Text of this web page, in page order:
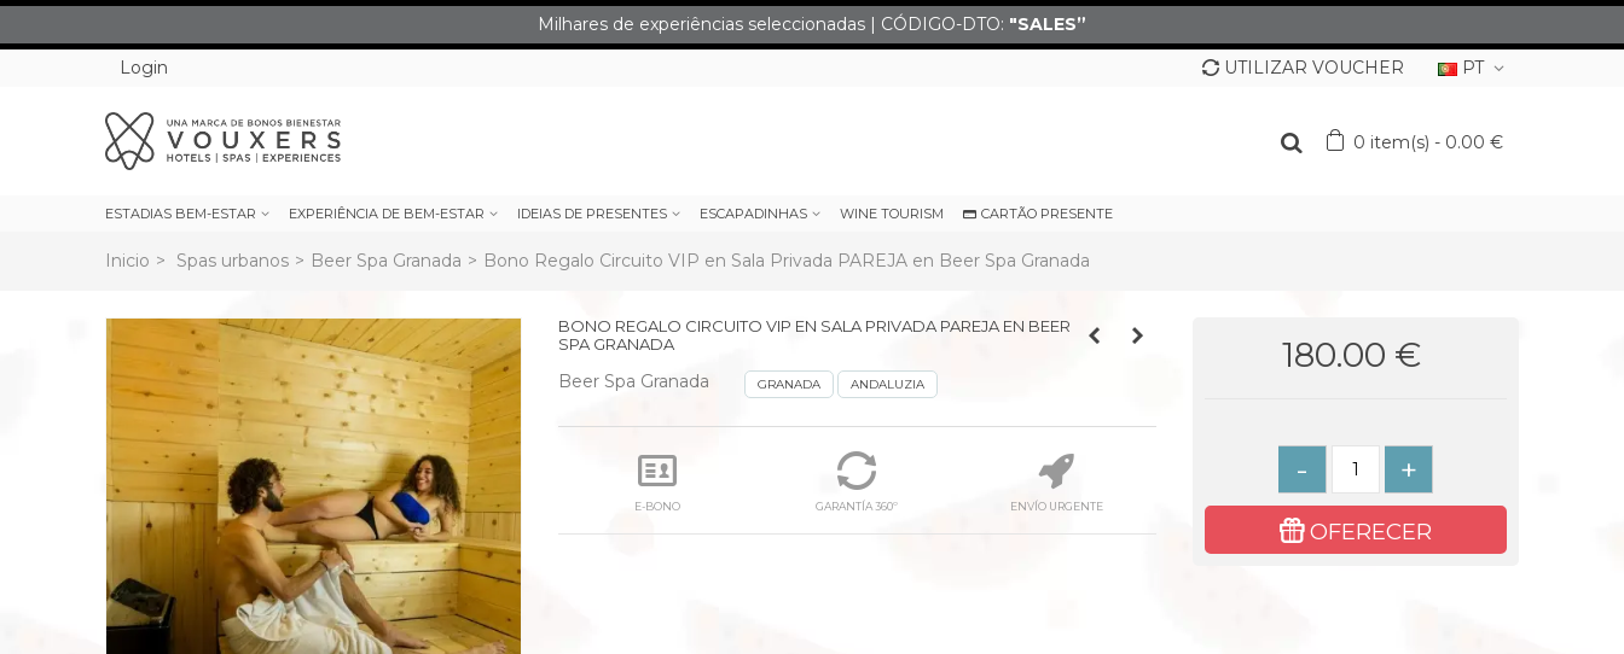
Milhares de experiências seleccionadas | CÓDIGO-DTO: "SALES”
Login
PT
UTILIZAR VOUCHER
0 item(s) - 0.00 €
ESTADIAS BEM-ESTAR EXPERIÊNCIA DE BEM-ESTAR IDEIAS DE PRESENTES ESCAPADINHAS WINE TOURISM CARTÃO PRESENTE
Inicio > Spas urbanos > Beer Spa Granada > Bono Regalo Circuito VIP en Sala Privada PAREJA en Beer Spa Granada
BONO REGALO CIRCUITO VIP EN SALA PRIVADA PAREJA EN BEER
SPA GRANADA
Beer Spa Granada GRANADA ANDALUZIA
E-BONO GARANTÍA 360º ENVÍO URGENTE
180.00 €
- +
OFERECER